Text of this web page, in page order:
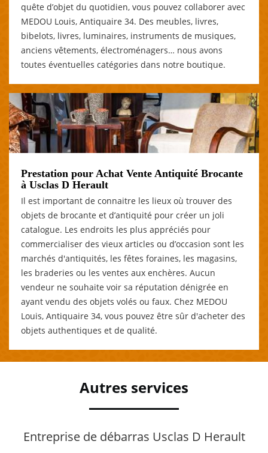
quête d’objet du quotidien, vous pouvez collaborer avec
MEDOU Louis, Antiquaire 34. Des meubles, livres,
bibelots, livres, luminaires, instruments de musiques,
anciens vêtements, électroménagers… nous avons
toutes éventuelles catégories dans notre boutique.
Prestation pour Achat Vente Antiquité Brocante
à Usclas D Herault
Il est important de connaitre les lieux où trouver des
objets de brocante et d’antiquité pour créer un joli
catalogue. Les endroits les plus appréciés pour
commercialiser des vieux articles ou d’occasion sont les
marchés d'antiquités, les fêtes foraines, les magasins,
les braderies ou les ventes aux enchères. Aucun
vendeur ne souhaite voir sa réputation dénigrée en
ayant vendu des objets volés ou faux. Chez MEDOU
Louis, Antiquaire 34, vous pouvez être sûr d'acheter des
objets authentiques et de qualité.
Autres services
Entreprise de débarras Usclas D Herault